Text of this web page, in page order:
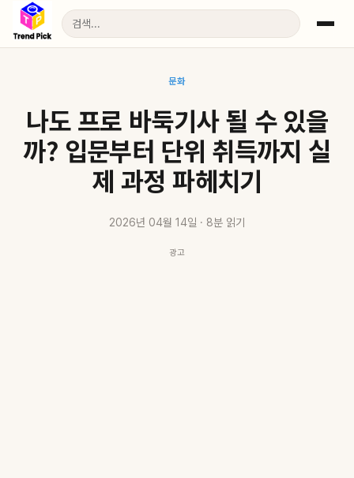
문화
나도 프로 바둑기사 될 수 있을
까? 입문부터 단위 취득까지 실
제 과정 파헤치기
2026년 04월 14일 · 8분 읽기
광고